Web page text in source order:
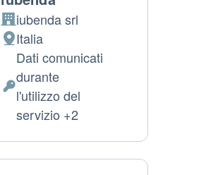
Azienda:
iubenda srl
Luogo del trattamento:
Italia
Dati Personali trattati:
Dati comunicati
durante
l'utilizzo del
servizio +2